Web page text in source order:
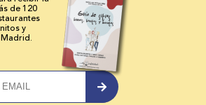
de 120
y